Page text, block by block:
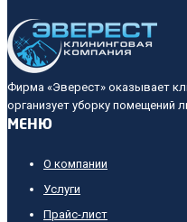
Фирма «Эверест» оказывает
организует уборку помещений
МЕНЮ
О компании
Услуги
Прайс-лист